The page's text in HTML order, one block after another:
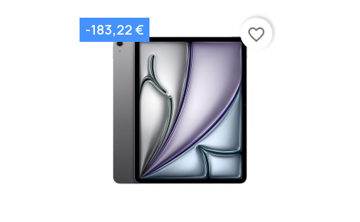
-183,22 € favorite_border